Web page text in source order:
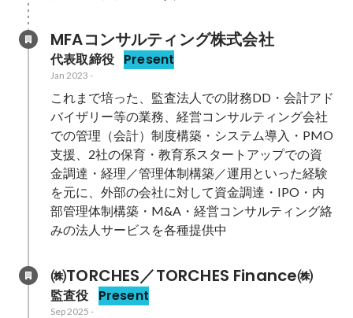
MFAコンサルティング株式会社
代表取締役 Present
Jan 2023 -
これまで培った、監査法人での財務DD・会計アド
バイザリー等の業務、経営コンサルティング会社
での管理（会計）制度構築・システム導入・PMO
支援、2社の保育・教育系スタートアップでの資
金調達・経理／管理体制構築／運用といった経験
を元に、外部の会社に対して資金調達・IPO・内
部管理体制構築・M&A・経営コンサルティング絡
みの法人サービスを各種提供中
㈱TORCHES／TORCHES Finance㈱
監査役 Present
Sep 2025 -